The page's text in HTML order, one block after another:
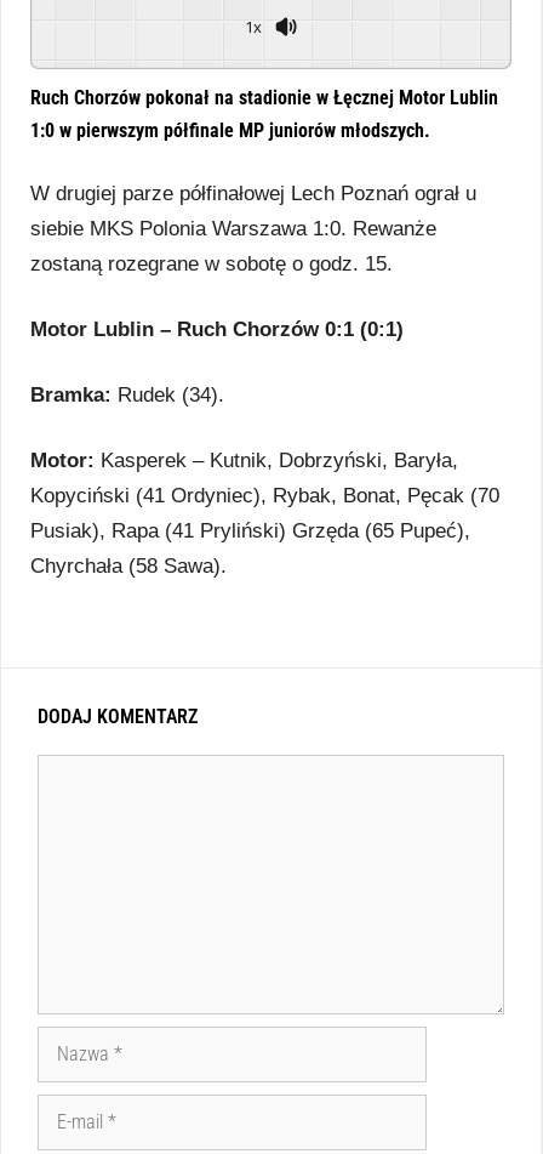
1x
Ruch Chorzów pokonał na stadionie w Łęcznej Motor Lublin
1:0 w pierwszym półfinale MP juniorów młodszych.
W drugiej parze półfinałowej Lech Poznań ograł u
siebie MKS Polonia Warszawa 1:0. Rewanże
zostaną rozegrane w sobotę o godz. 15.
Motor Lublin – Ruch Chorzów 0:1 (0:1)
Bramka: Rudek (34).
Motor: Kasperek – Kutnik, Dobrzyński, Baryła,
Kopyciński (41 Ordyniec), Rybak, Bonat, Pęcak (70
Pusiak), Rapa (41 Pryliński) Grzęda (65 Pupeć),
Chyrchała (58 Sawa).
DODAJ KOMENTARZ